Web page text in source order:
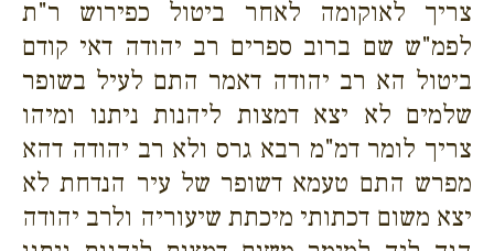
צריך לאוקומה לאחר ביטול כפירוש ר"ת
לפמ"ש שם ברוב ספרים רב יהודה דאי קודם
ביטול הא רב יהודה דאמר התם לעיל בשופר
שלמים לא יצא דמצות ליהנות ניתנו ומיהו
צריך לומר דמ"מ רבא גרס ולא רב יהודה דהא
מפרש התם טעמא דשופר של עיר הנדחת לא
יצא משום דכתותי מיכתת שיעוריה ולרב יהודה